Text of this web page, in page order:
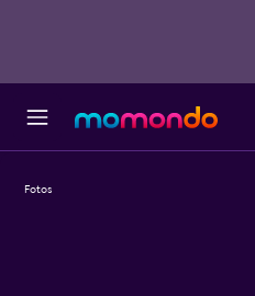
Fotos